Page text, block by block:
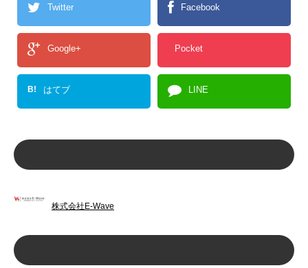
Twitter Facebook
Google+ Pocket
B! はてブ LINE
株式会社E-Wave